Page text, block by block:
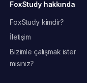
FoxStudy hakkında
FoxStudy kimdir?
İletişim
Bizimle çalışmak ister
misiniz?